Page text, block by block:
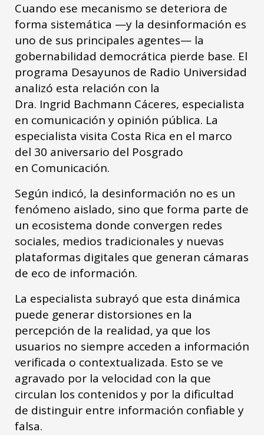
Cuando ese mecanismo se deteriora de
forma sistemática —y la desinformación es
uno de sus principales agentes— la
gobernabilidad democrática pierde base. El
programa Desayunos de Radio Universidad
analizó esta relación con la
Dra. Ingrid Bachmann Cáceres, especialista
en comunicación y opinión pública. La
especialista visita Costa Rica en el marco
del 30 aniversario del Posgrado
en Comunicación.
Según indicó, la desinformación no es un
fenómeno aislado, sino que forma parte de
un ecosistema donde convergen redes
sociales, medios tradicionales y nuevas
plataformas digitales que generan cámaras
de eco de información.
La especialista subrayó que esta dinámica
puede generar distorsiones en la
percepción de la realidad, ya que los
usuarios no siempre acceden a información
verificada o contextualizada. Esto se ve
agravado por la velocidad con la que
circulan los contenidos y por la dificultad
de distinguir entre información confiable y
falsa.